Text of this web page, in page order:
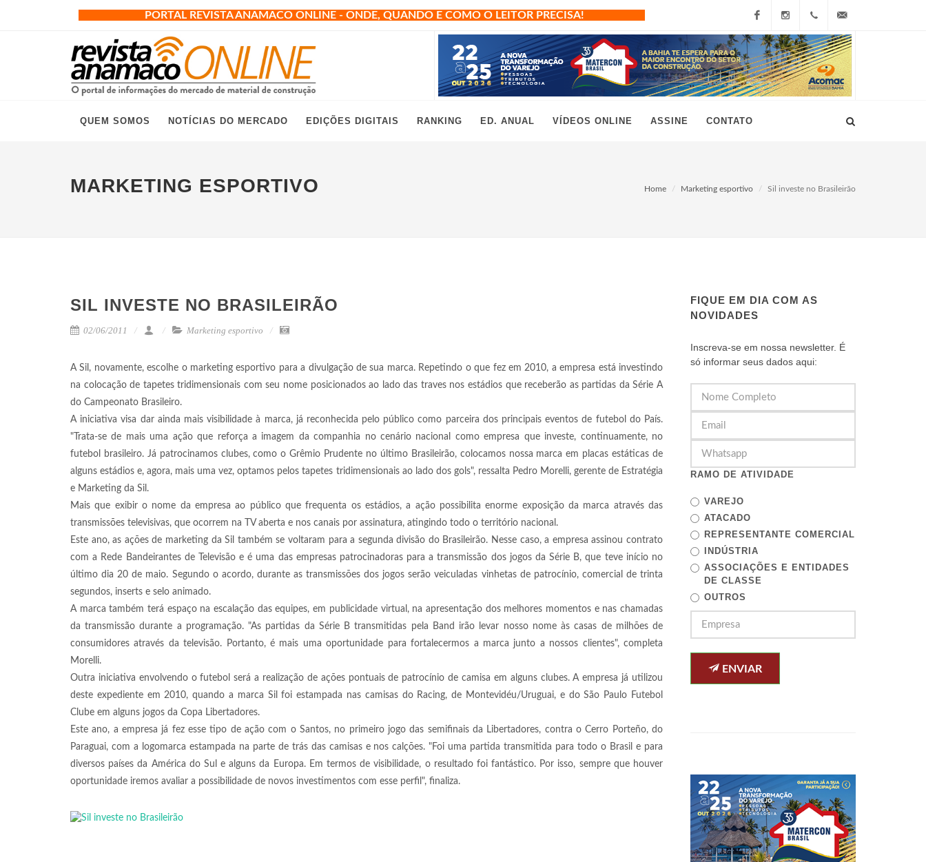
PORTAL REVISTA ANAMACO ONLINE - ONDE, QUANDO E COMO O LEITOR PRECISA!
FacebookInstagram
+55
(11)
grau10@grau10.com.br
QUEM SOMOS NOTÍCIAS DO MERCADO EDIÇÕES DIGITAIS RANKING ED. ANUAL VÍDEOS ONLINE ASSINE CONTATO
MARKETING ESPORTIVO Home Marketing esportivo Sil investe no Brasileirão
SIL INVESTE NO BRASILEIRÃO
02/06/2011 Marketing esportivo
A Sil, novamente, escolhe o marketing esportivo para a divulgação de sua marca. Repetindo o que fez em 2010, a empresa está investindo
na colocação de tapetes tridimensionais com seu nome posicionados ao lado das traves nos estádios que receberão as partidas da Série A
do Campeonato Brasileiro.
A iniciativa visa dar ainda mais visibilidade à marca, já reconhecida pelo público como parceira dos principais eventos de futebol do País.
"Trata-se de mais uma ação que reforça a imagem da companhia no cenário nacional como empresa que investe, continuamente, no
futebol brasileiro. Já patrocinamos clubes, como o Grêmio Prudente no último Brasileirão, colocamos nossa marca em placas estáticas de
alguns estádios e, agora, mais uma vez, optamos pelos tapetes tridimensionais ao lado dos gols", ressalta Pedro Morelli, gerente de Estratégia
e Marketing da Sil.
Mais que exibir o nome da empresa ao público que frequenta os estádios, a ação possibilita enorme exposição da marca através das
transmissões televisivas, que ocorrem na TV aberta e nos canais por assinatura, atingindo todo o território nacional.
Este ano, as ações de marketing da Sil também se voltaram para a segunda divisão do Brasileirão. Nesse caso, a empresa assinou contrato
com a Rede Bandeirantes de Televisão e é uma das empresas patrocinadoras para a transmissão dos jogos da Série B, que teve início no
último dia 20 de maio. Segundo o acordo, durante as transmissões dos jogos serão veiculadas vinhetas de patrocínio, comercial de trinta
segundos, inserts e selo animado.
A marca também terá espaço na escalação das equipes, em publicidade virtual, na apresentação dos melhores momentos e nas chamadas
da transmissão durante a programação. "As partidas da Série B transmitidas pela Band irão levar nosso nome às casas de milhões de
consumidores através da televisão. Portanto, é mais uma oportunidade para fortalecermos a marca junto a nossos clientes", completa
Morelli.
Outra iniciativa envolvendo o futebol será a realização de ações pontuais de patrocínio de camisa em alguns clubes. A empresa já utilizou
deste expediente em 2010, quando a marca Sil foi estampada nas camisas do Racing, de Montevidéu/Uruguai, e do São Paulo Futebol
Clube em alguns jogos da Copa Libertadores.
Este ano, a empresa já fez esse tipo de ação com o Santos, no primeiro jogo das semifinais da Libertadores, contra o Cerro Porteño, do
Paraguai, com a logomarca estampada na parte de trás das camisas e nos calções. "Foi uma partida transmitida para todo o Brasil e para
diversos países da América do Sul e alguns da Europa. Em termos de visibilidade, o resultado foi fantástico. Por isso, sempre que houver
oportunidade iremos avaliar a possibilidade de novos investimentos com esse perfil", finaliza.
FIQUE EM DIA COM AS
NOVIDADES
Inscreva-se em nossa newsletter. É
só informar seus dados aqui:
RAMO DE ATIVIDADE
VAREJO
ATACADO
REPRESENTANTE COMERCIAL
INDÚSTRIA
ASSOCIAÇÕES E ENTIDADES
DE CLASSE
OUTROS
ENVIAR